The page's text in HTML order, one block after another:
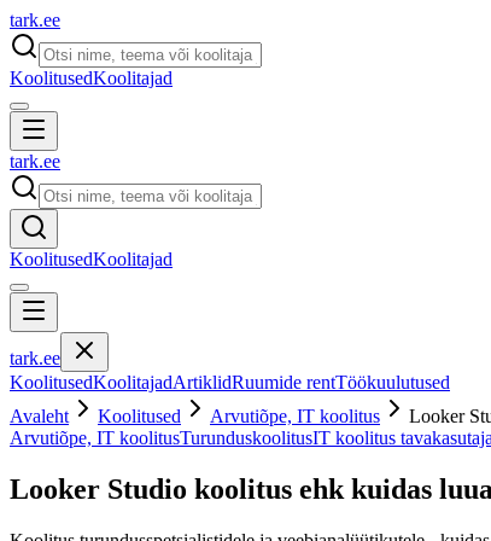
tark.ee
KoolitusedKoolitajad
tark.ee
KoolitusedKoolitajad
tark.ee
KoolitusedKoolitajadArtiklidRuumide rentTöökuulutused
Avaleht
Koolitused Arvutiõpe, IT koolitus
Looker
Arvutiõpe, IT koolitusTurunduskoolitusIT koolitus
Looker Studio koolitus ehk kuidas